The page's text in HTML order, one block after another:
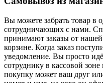
Вы можете забрать товар в
сотрудничающих с нами.
принимают заказы от
корзине. Когда заказ
уведомление. Вы просто
сотруднику в кассовой зоне
покупку может ваш друг